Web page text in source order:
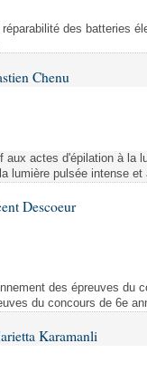
des batteries
Chenu
actes d'épilation à la
lumière pulsée intense et
Descoeur
des épreuves du
du concours de 6e
Karamanli